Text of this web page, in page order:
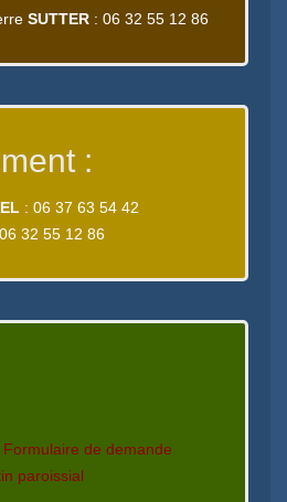
SUTTER : 06 32 55 12 86
:
: 06 37 63 54 42
32 55 12 86
Formulaire de demande
paroissial